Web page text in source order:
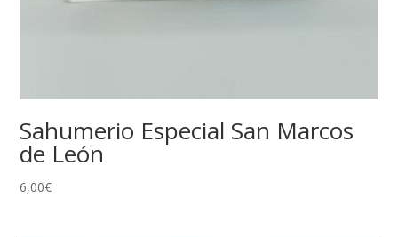
Sahumerio Especial San Marcos
de León
6,00€